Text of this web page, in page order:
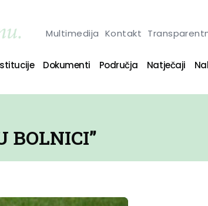
Multimedija Kontakt
Dokumenti Područja Natječaji
BOLNICI”